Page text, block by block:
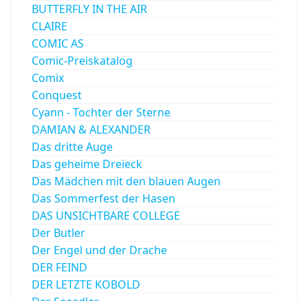
BUTTERFLY IN THE AIR
CLAIRE
COMIC AS
Comic-Preiskatalog
Comix
Conquest
Cyann - Tochter der Sterne
DAMIAN & ALEXANDER
Das dritte Auge
Das geheime Dreieck
Das Mädchen mit den blauen Augen
Das Sommerfest der Hasen
DAS UNSICHTBARE COLLEGE
Der Butler
Der Engel und der Drache
DER FEIND
DER LETZTE KOBOLD